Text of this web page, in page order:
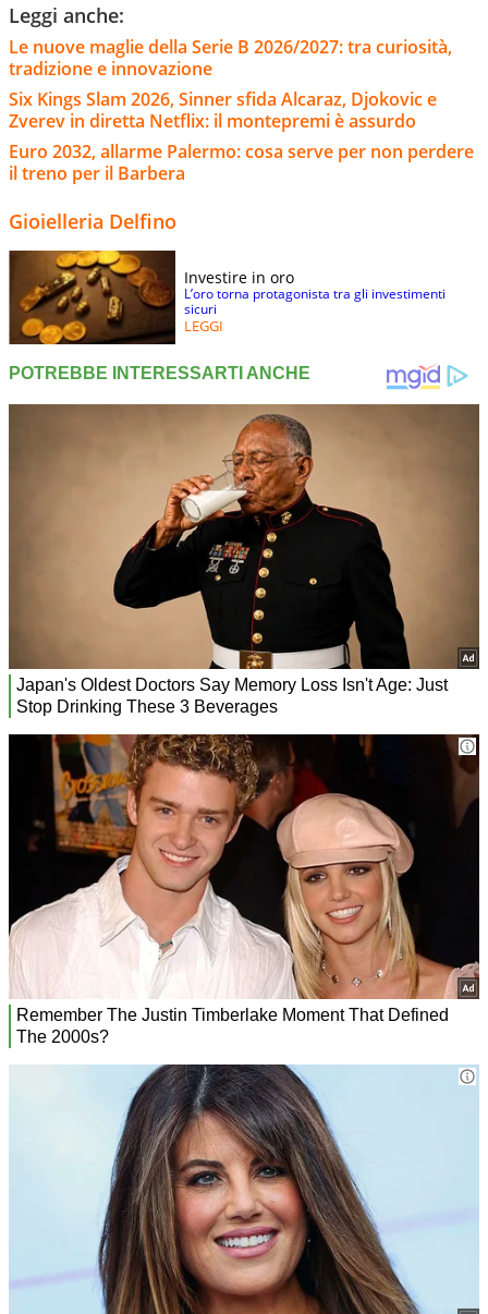
Leggi anche:
Le nuove maglie della Serie B 2026/2027: tra curiosità,
tradizione e innovazione
Six Kings Slam 2026, Sinner sfida Alcaraz, Djokovic e
Zverev in diretta Netflix: il montepremi è assurdo
Euro 2032, allarme Palermo: cosa serve per non perdere
il treno per il Barbera
Gioielleria Delfino
Investire in oro
L’oro torna protagonista tra gli investimenti
sicuri
LEGGI